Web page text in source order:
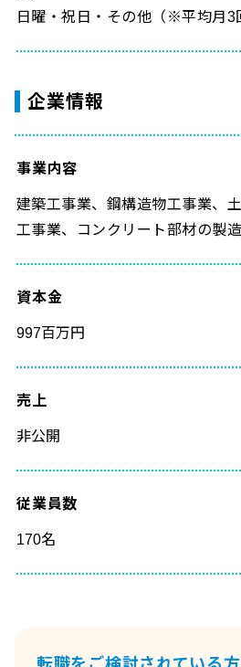
日曜・祝日・その他（※平均月3
企業情報
事業内容
建築工事業、鋼構造物工事業、
工事業、コンクリート部材の製
資本金
997百万円
売上
非公開
従業員数
170名